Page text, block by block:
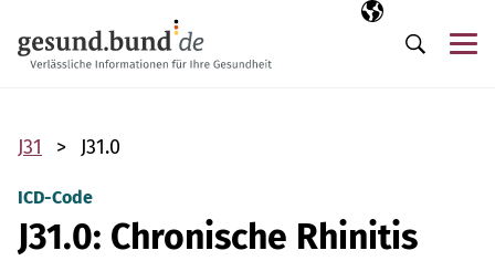
Ausgewählte
DE
Suche
J31 J31.0
ICD-Code
J31.0: Chronische Rhinitis